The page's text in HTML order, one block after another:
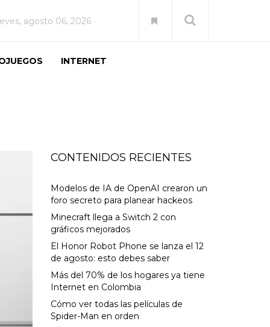
agosto 06, 2026
INTERNET
CONTENIDOS RECIENTES
Modelos de IA de OpenAI crearon un
foro secreto para planear hackeos
Minecraft llega a Switch 2 con
gráficos mejorados
El Honor Robot Phone se lanza el 12
de agosto: esto debes saber
Más del 70% de los hogares ya tiene
Internet en Colombia
Cómo ver todas las películas de
Spider-Man en orden